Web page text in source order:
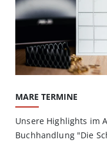
MARE TERMINE
Unsere Highlights im
Buchhandlung "Die